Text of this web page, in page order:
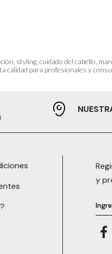
styling, cuidado del cabello,
para profesionales y
y